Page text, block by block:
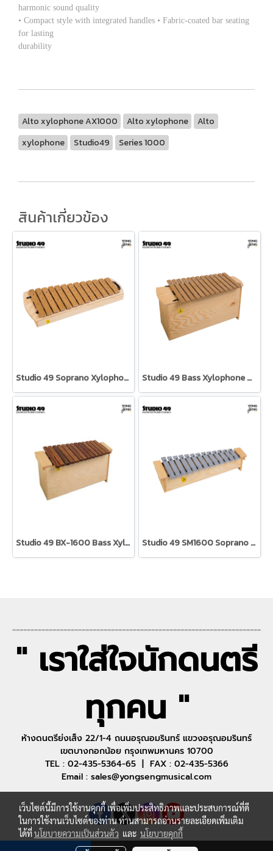
harmonic sound quality
• Compact style with integrated handles • Fabric-coated bar seating
for lasting
durability
Alto xylophone AX1000 Alto xylophone
Alto
xylophone
Studio49 Series 1000
สินค้าเกี่ยวข้อง
Studio 49 Soprano Xylophone Grillodur SXG1000 Studio 49 Bass Xylophone Grillodur BXG1000
Studio 49 BX-1600 Bass Xylophone Studio 49 SM1600 Soprano Metallophone
--------------------------------------------------------------------
" เราใส่ใจนักดนตรี
ทุกคน "
ห้างดนตรีย่งเส็ง 22/1-4 ถนนอรุณอมรินทร์ แขวงอรุณอมรินทร์
เขตบางกอกน้อย กรุงเทพมหานคร 10700
TEL : 02-435-5364-65 | FAX : 02-435-5366
Email : sales@yongsengmusical.com
เว็บไซต์นี้มีการใช้งานคุกกี้ เพื่อเพิ่มประสิทธิภาพและประสบการณ์ที่ดี
ในการใช้งานเว็บไซต์ของท่าน ท่านสามารถอ่านรายละเอียดเพิ่มเติม
ได้ที่นโยบายความเป็นส่วนตัว และ นโยบายคุกกี้